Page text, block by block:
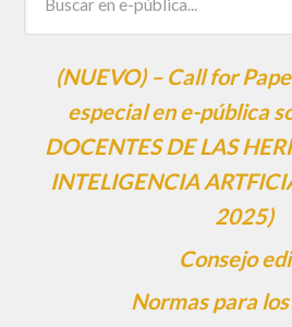
(NUEVO) – Call for
especial en e-pública
DOCENTES DE LAS
INTELIGENCIA
2025)
Consejo
Normas para